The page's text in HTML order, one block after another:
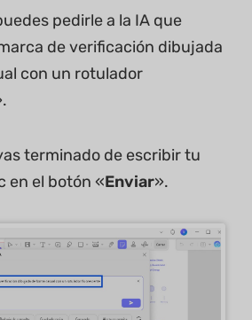
pedirle a la IA que
de verificación dibujada
con un rotulador
terminado de escribir tu
en el botón «Enviar».